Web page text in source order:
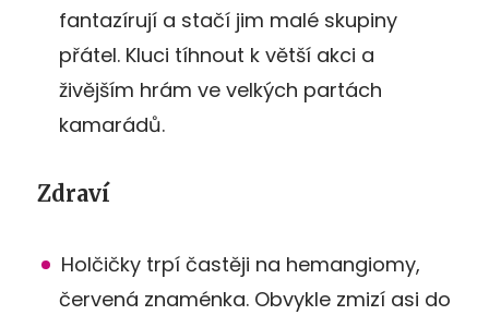
fantazírují a stačí jim malé skupiny
přátel. Kluci tíhnout k větší akci a
živějším hrám ve velkých partách
kamarádů.
Zdraví
Holčičky trpí častěji na hemangiomy,
červená znaménka. Obvykle zmizí asi do